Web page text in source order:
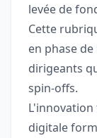
levée de
Cette
en phase
dirigeants
spin-offs.
digitale